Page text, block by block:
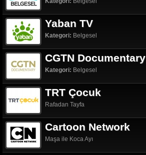
Yaban TV
Kategori: Belgesel
CGTN Documentary
Kategori: Belgesel
TRT Çocuk
Rafadan Tayfa
Cartoon Network
Maşa ile Koca Ayı